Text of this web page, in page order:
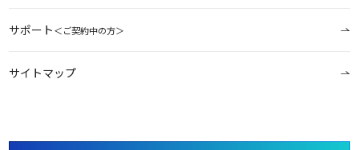
サポート＜ご契約中の方＞
サイトマップ